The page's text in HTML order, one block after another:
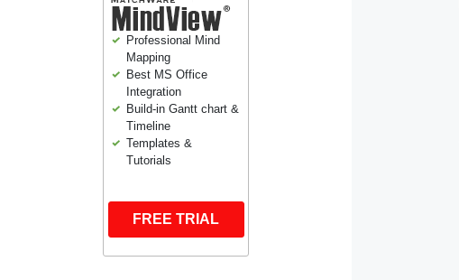
Professional Mind
Mapping
Best MS Office
Integration
Build-in Gantt chart &
Timeline
Templates &
Tutorials
FREE TRIAL